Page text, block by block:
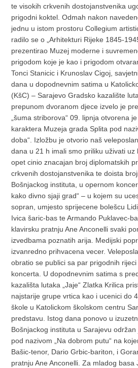
te visokih crkvenih dostojanstvenika
prigodni koktel. Odmah nakon
jednu u istom prostoru Collegium
radilo se o „Arhitekturi Rijeke 1845-
prezentirao Muzej moderne i
prigodom koje je kao i prigodom
Tonci Stanicic i Krunoslav Cigoj,
dana u dopodnevnim satima u
(KšC) – Sarajevo Gradsko kazalište
prepunom dvoranom djece izvelo je
„šuma striborova“ 09. lipnja otvorena
karaktera Muzeja grada Splita pod
doba“. Izložbu je otvorio naš
dana u 21 h imali smo priliku uživati uz
opet cinio znacajan broj diplomatskih
crkvenih dostojanstvenika te doista
Bošnjackog instituta, u opernom
kako divno sjaji grad“ – u kojem su
sopran, umjesto sprijecene bolešcu
Ivica šaric-bas te Armando Puklavec-
klavirsku pratnju Ane Anconelli svaki
izvedbama poznatih arija. Medijski
izvanredno prihvacena vecer.
obratio se publici sa par prigodnih
koncerta. U dopodnevnim satima s
kazališta lutaka „Jaje“ Zlatka Krilica
najstarije grupe vrtica kao i ucenici do
škole u Katolickom školskom centru
predstavu. Istog dana ponovo u
Bošnjackog instituta u Sarajevu
pod nazivom „Na dobrom putu“ na
Bašic-tenor, Dario Grbic-bariton, i
pratnju Ane Anconelli. Za mladog basa